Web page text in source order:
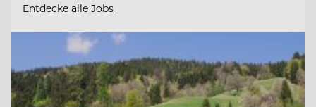
Entdecke alle Jobs